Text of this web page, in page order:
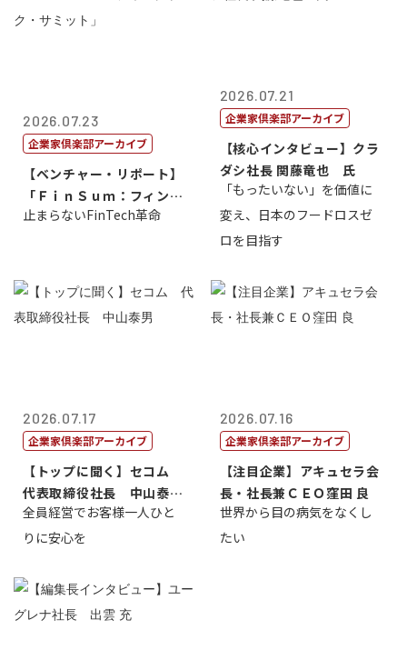
2026.07.23
企業家倶楽部アーカイブ
【ベンチャー・リポート】
「ＦｉｎＳｕｍ：フィンテ
ック・サミッ...
止まらないFinTech革命
2026.07.21
企業家倶楽部アーカイブ
【核心インタビュー】クラ
ダシ社長 関藤竜也 氏
「もったいない」を価値に
変え、日本のフードロスゼ
ロを目指す
2026.07.17
企業家倶楽部アーカイブ
【トップに聞く】セコム
代表取締役社長 中山泰
男
全員経営でお客様一人ひと
りに安心を
2026.07.16
企業家倶楽部アーカイブ
【注目企業】アキュセラ会
長・社長兼ＣＥＯ窪田 良
世界から目の病気をなくし
たい